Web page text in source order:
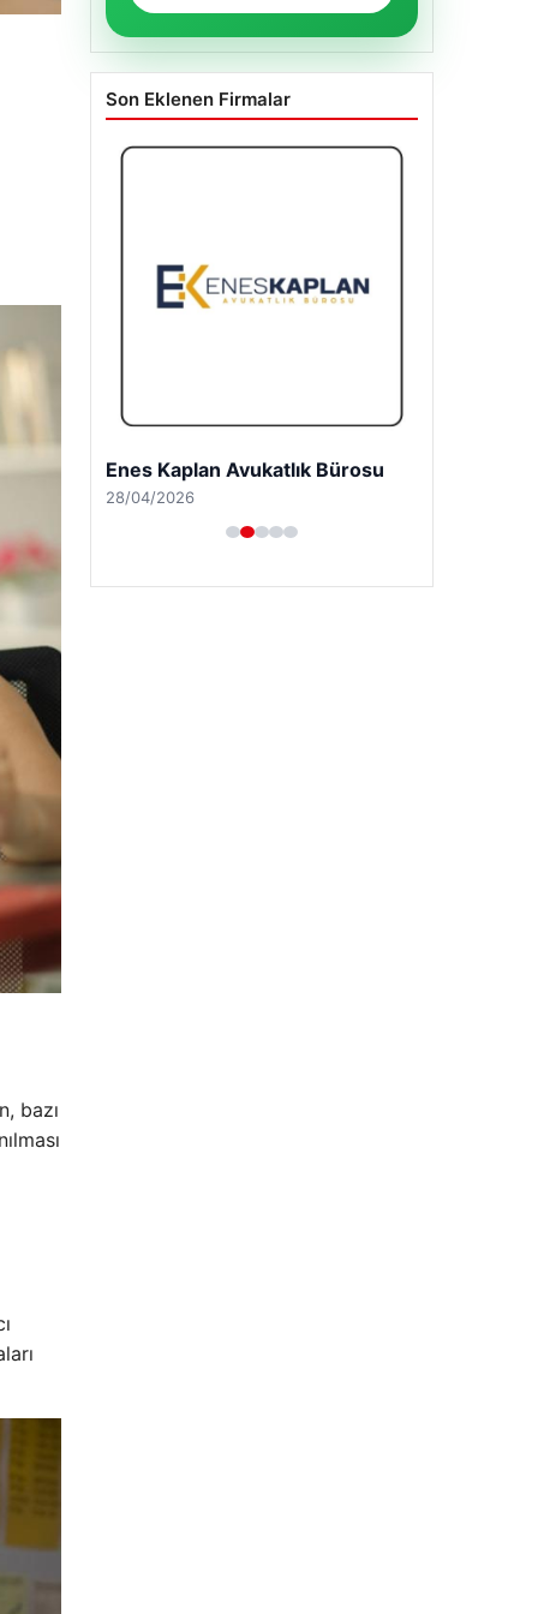
bazı
Son Eklenen Firmalar
Enes Kaplan Avukatlık Bürosu
28/04/2026